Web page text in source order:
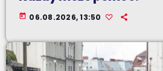
today 06.08.2026, 13:50